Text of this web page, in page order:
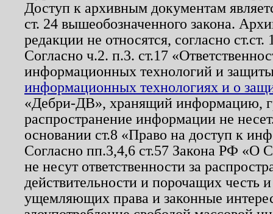
Доступ к архивным документам
ст. 24 вышеобозначенного закона.
редакции не относятся, согласно
Согласно ч.2. п.3. ст.17
информационных технологий и
информационных технологиях и о
«Дебри-ДВ», хранящий информацию,
распространение информации не
основании ст.8 «Право на доступ к
Согласно пп.3,4,6 ст.57 Закона РФ «О
не несут ответственности за
действительности и порочащих честь
ущемляющих права и законные